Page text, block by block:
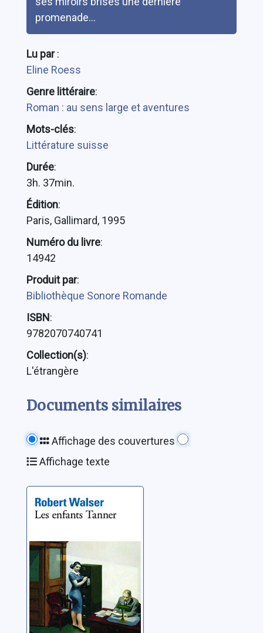
promenade...
Lu par:
Eline Roess
Genre littéraire:
Roman : au sens large et aventures
Mots-clés:
Littérature suisse
Durée:
3h. 37min.
Édition:
Paris, Gallimard, 1995
Numéro du livre:
14942
Produit par:
Bibliothèque Sonore Romande
ISBN:
9782070740741
Collection(s):
L'étrangère
Documents similaires
Affichage des couvertures
Affichage texte
Les enfants
Tanner